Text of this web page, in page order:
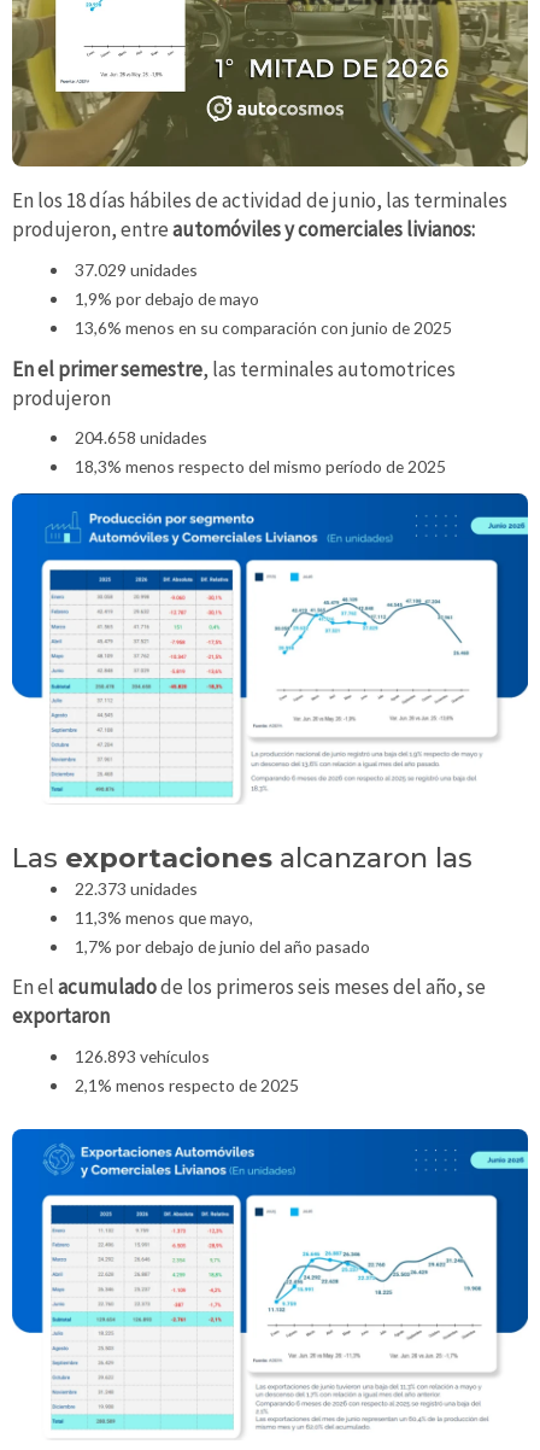
En los 18 días hábiles de actividad de junio, las terminales
produjeron, entreautomóviles y comerciales livianos:
37.029 unidades
1,9% por debajo de mayo
13,6% menos en su comparación con junio de 2025
En el primer semestre, las terminales automotrices
produjeron
204.658 unidades
18,3% menos respecto del mismo período de 2025
Las exportaciones alcanzaron las
22.373 unidades
11,3% menos que mayo,
1,7% por debajo de junio del año pasado
En elacumuladode los primeros seis meses del año, se
exportaron
126.893 vehículos
2,1% menos respecto de 2025